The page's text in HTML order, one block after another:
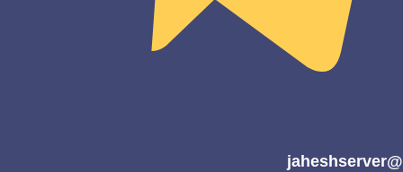
@jaheshserver